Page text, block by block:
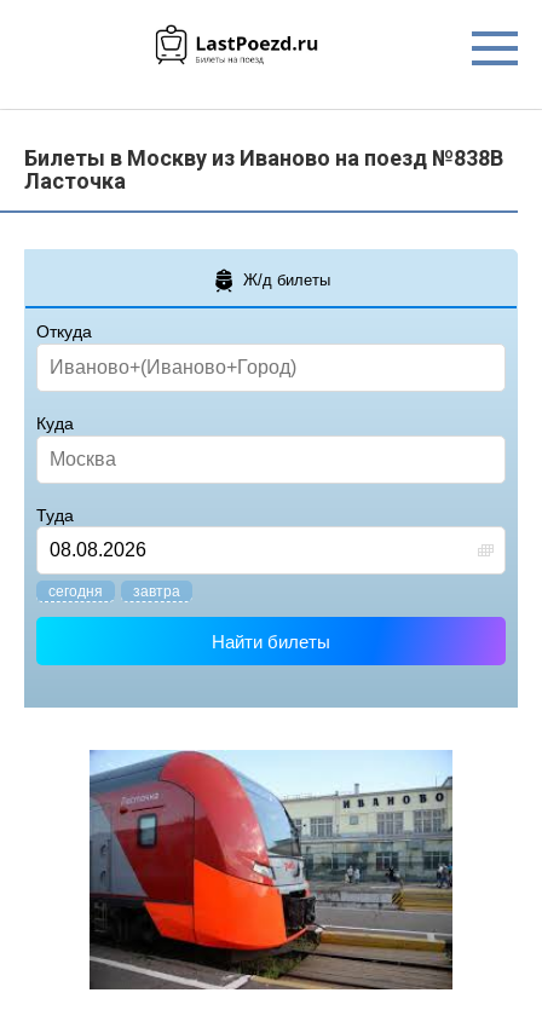
Билеты в Москву из Иваново на поезд №838В
Ласточка
Ж/д билеты
Откуда
Куда
Туда
завтра
cегодня
Найти билеты